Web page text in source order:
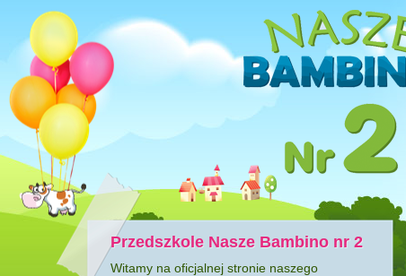
Przedszkole Nasze Bambino nr 2
Witamy na oficjalnej stronie naszego